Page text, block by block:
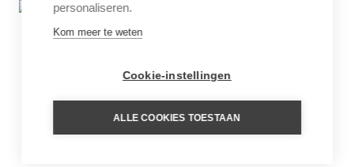
personaliseren.
Kom meer te weten
Cookie-instellingen
ALLE COOKIES TOESTAAN